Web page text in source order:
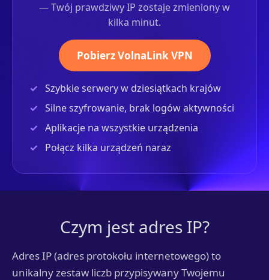
— Twój prawdziwy IP zostaje zmieniony w
kilka minut.
Pobierz VolnaLink VPN
Szybkie serwery w dziesiątkach krajów
Silne szyfrowanie, brak logów aktywności
Aplikacje na wszystkie urządzenia
Połącz kilka urządzeń naraz
Czym jest adres IP?
Adres IP (adres protokołu internetowego) to
unikalny zestaw liczb przypisywany Twojemu